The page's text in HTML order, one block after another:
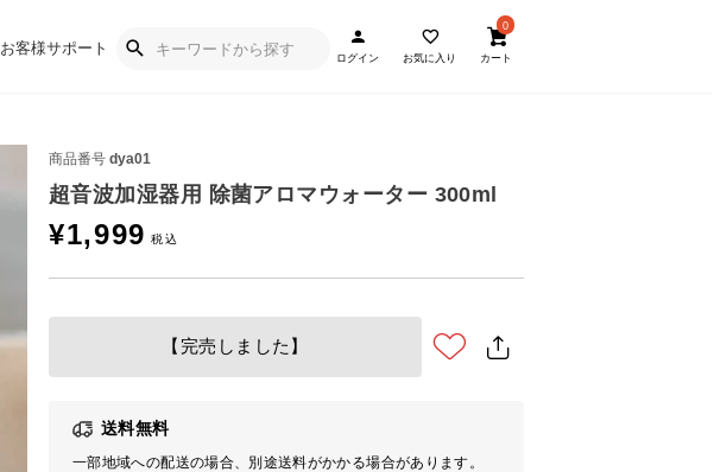
お客様サポート
ログイン お気に入り
0
カート
商品番号 dya01
超音波加湿器用 除菌アロマウォーター 300ml
¥1,999
【完売しました】
送料無料
一部地域への配送の場合、別途送料がかかる場合があります。